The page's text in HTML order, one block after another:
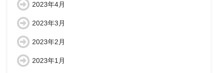
2023年4月
2023年3月
2023年2月
2023年1月